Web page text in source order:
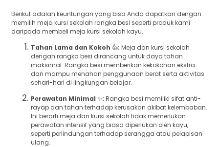
Berikut adalah keuntungan yang bisa Anda dapatkan dengan
memilih meja kursi sekolah rangka besi seperti produk kami
daripada membeli meja kursi sekolah kayu.
Tahan Lama dan Kokoh 👍: Meja dan kursi sekolah
dengan rangka besi dirancang untuk daya tahan
maksimal. Rangka besi memberikan kekokohan ekstra
dan mampu menahan penggunaan berat serta aktivitas
sehari-hari di lingkungan belajar.
Perawatan Minimal ✨: Rangka besi memiliki sifat anti-
rayap dan tahan terhadap kerusakan akibat kelembaban.
Ini berarti meja dan kursi sekolah tidak memerlukan
perawatan intensif yang biasa diperlukan oleh kayu,
seperti perlindungan terhadap serangga atau pelapisan
ulang.